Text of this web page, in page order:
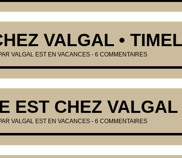
VALGAL •
VALGAL EST EN VACANCES - 6 COMMENTAIRES
EST CHEZ VALGAL
VALGAL EST EN VACANCES - 6 COMMENTAIRES